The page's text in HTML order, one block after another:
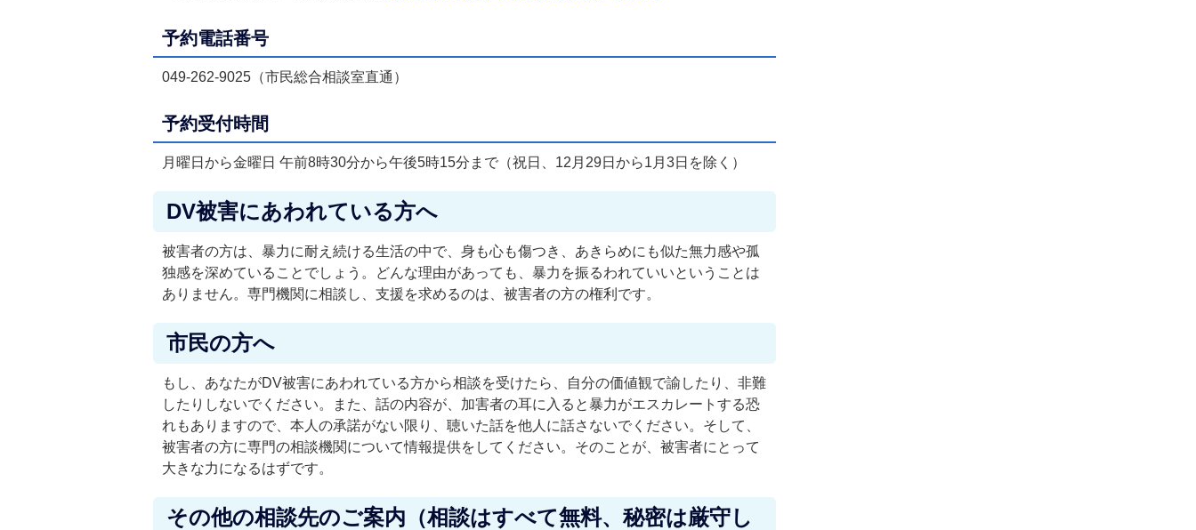
予約電話番号
049-262-9025（市民総合相談室直通）
予約受付時間
月曜日から金曜日 午前8時30分から午後5時15分まで（祝日、12月29日から1月3日を除く）
DV被害にあわれている方へ
被害者の方は、暴力に耐え続ける生活の中で、身も心も傷つき、あきらめにも似た無力感や孤
独感を深めていることでしょう。どんな理由があっても、暴力を振るわれていいということは
ありません。専門機関に相談し、支援を求めるのは、被害者の方の権利です。
市民の方へ
もし、あなたがDV被害にあわれている方から相談を受けたら、自分の価値観で諭したり、非難
したりしないでください。また、話の内容が、加害者の耳に入ると暴力がエスカレートする恐
れもありますので、本人の承諾がない限り、聴いた話を他人に話さないでください。そして、
被害者の方に専門の相談機関について情報提供をしてください。そのことが、被害者にとって
大きな力になるはずです。
その他の相談先のご案内（相談はすべて無料、秘密は厳守し